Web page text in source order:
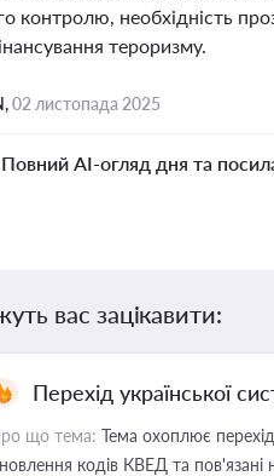
контролю, необхідність
тероризму.
02 листопада 2025
Повний AI-огляд дня та
вас зацікавити:
Перехід української
що тема: Тема охоплює перехід
кодів КВЕД та пов'язані